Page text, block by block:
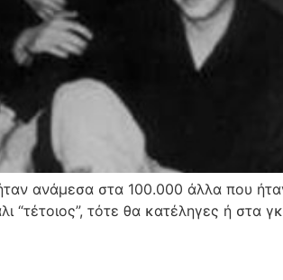
ανάμεσα στα 100.000 άλλα που
τότε θα κατέληγες ή στα